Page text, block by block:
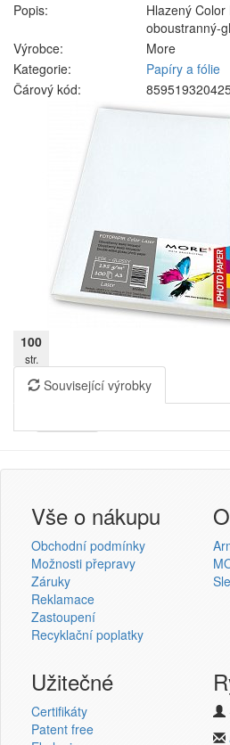
Popis:
Hlazený
oboustranný-
Výrobce:
More
Kategorie:
Papíry a fólie
Čárový kód:
100
str.
Související výrobky
Přihlásit se
Nová registrace
Termotransferové
Vše o nákupu
Obchodní podmínky
Možnosti přepravy
Záruky
Reklamace
Zastoupení
Recyklační poplatky
Užitečné
Certifikáty
Patent free